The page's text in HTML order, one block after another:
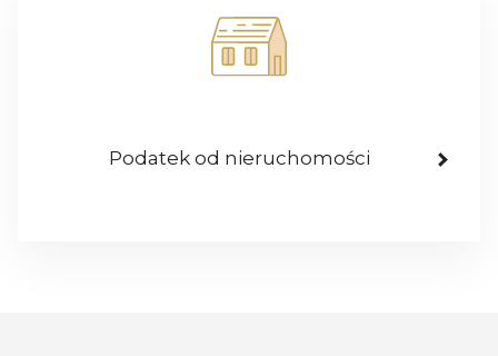
Podatek od nieruchomości